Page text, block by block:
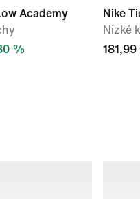
Academy
%
Nike
Nízké
181,99